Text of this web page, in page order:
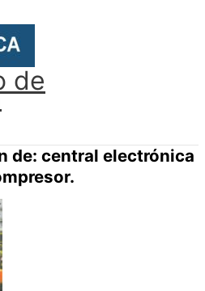
de
de: central electrónica